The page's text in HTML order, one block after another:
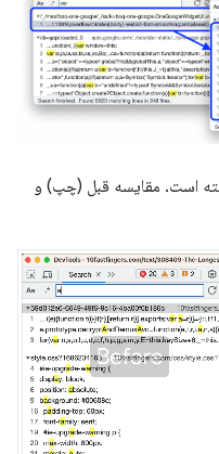
است. مقایسه قبل (چپ) و